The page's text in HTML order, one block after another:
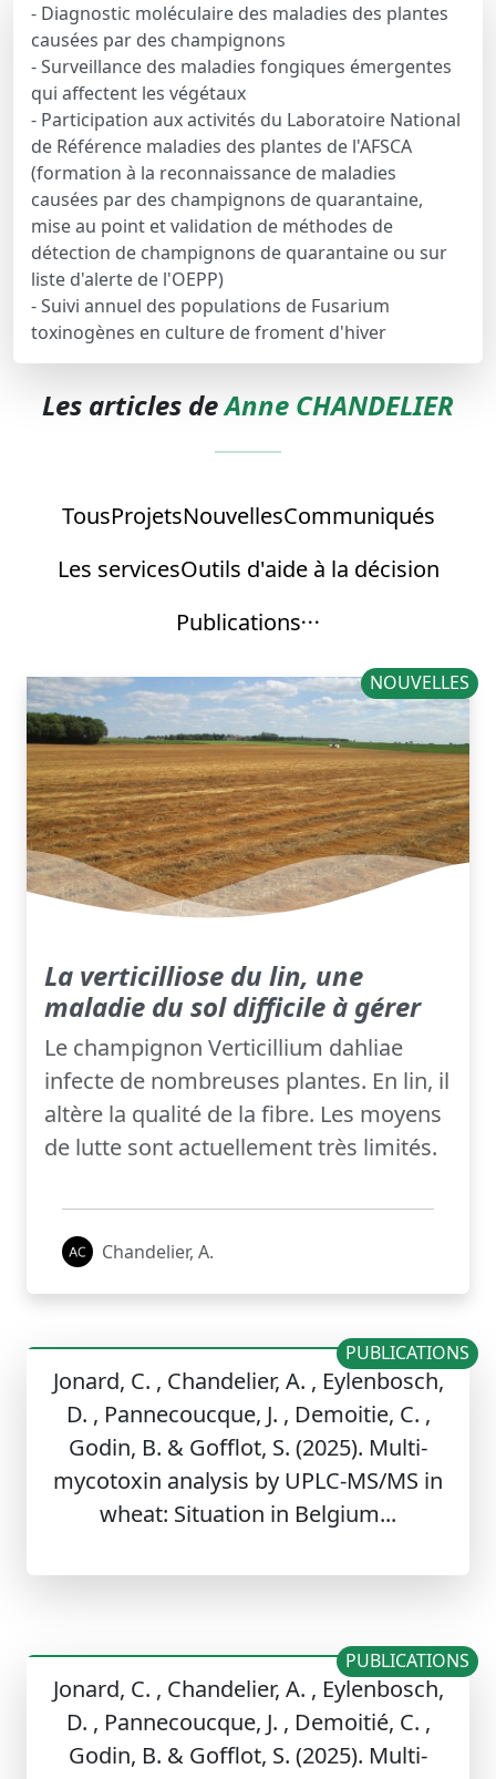
- Diagnostic moléculaire des maladies des plantes
causées par des champignons
- Surveillance des maladies fongiques émergentes
qui affectent les végétaux
- Participation aux activités du Laboratoire National
de Référence maladies des plantes de l'AFSCA
(formation à la reconnaissance de maladies
causées par des champignons de quarantaine,
mise au point et validation de méthodes de
détection de champignons de quarantaine ou sur
liste d'alerte de l'OEPP)
- Suivi annuel des populations de Fusarium
toxinogènes en culture de froment d'hiver
Les articles deAnne CHANDELIER
TousProjetsNouvellesCommuniqués
Les servicesOutils d'aide à la décision
Publications
NOUVELLES
La verticilliose du lin, une
maladie du sol difficile à gérer
Le champignon Verticillium dahliae
infecte de nombreuses plantes. En lin, il
altère la qualité de la fibre. Les moyens
de lutte sont actuellement très limités.
Chandelier, A.
Jonard, C. , Chandelier, A. , Eylenbosch,
D. , Pannecoucque, J. , Demoitie, C. ,
Godin, B. & Gofflot, S. (2025). Multi-
mycotoxin analysis by UPLC-MS/MS in
wheat: Situation in Belgium...
PUBLICATIONS
Jonard, C. , Chandelier, A. , Eylenbosch,
D. , Pannecoucque, J. , Demoitié, C. ,
Godin, B. & Gofflot, S. (2025). Multi-
PUBLICATIONS